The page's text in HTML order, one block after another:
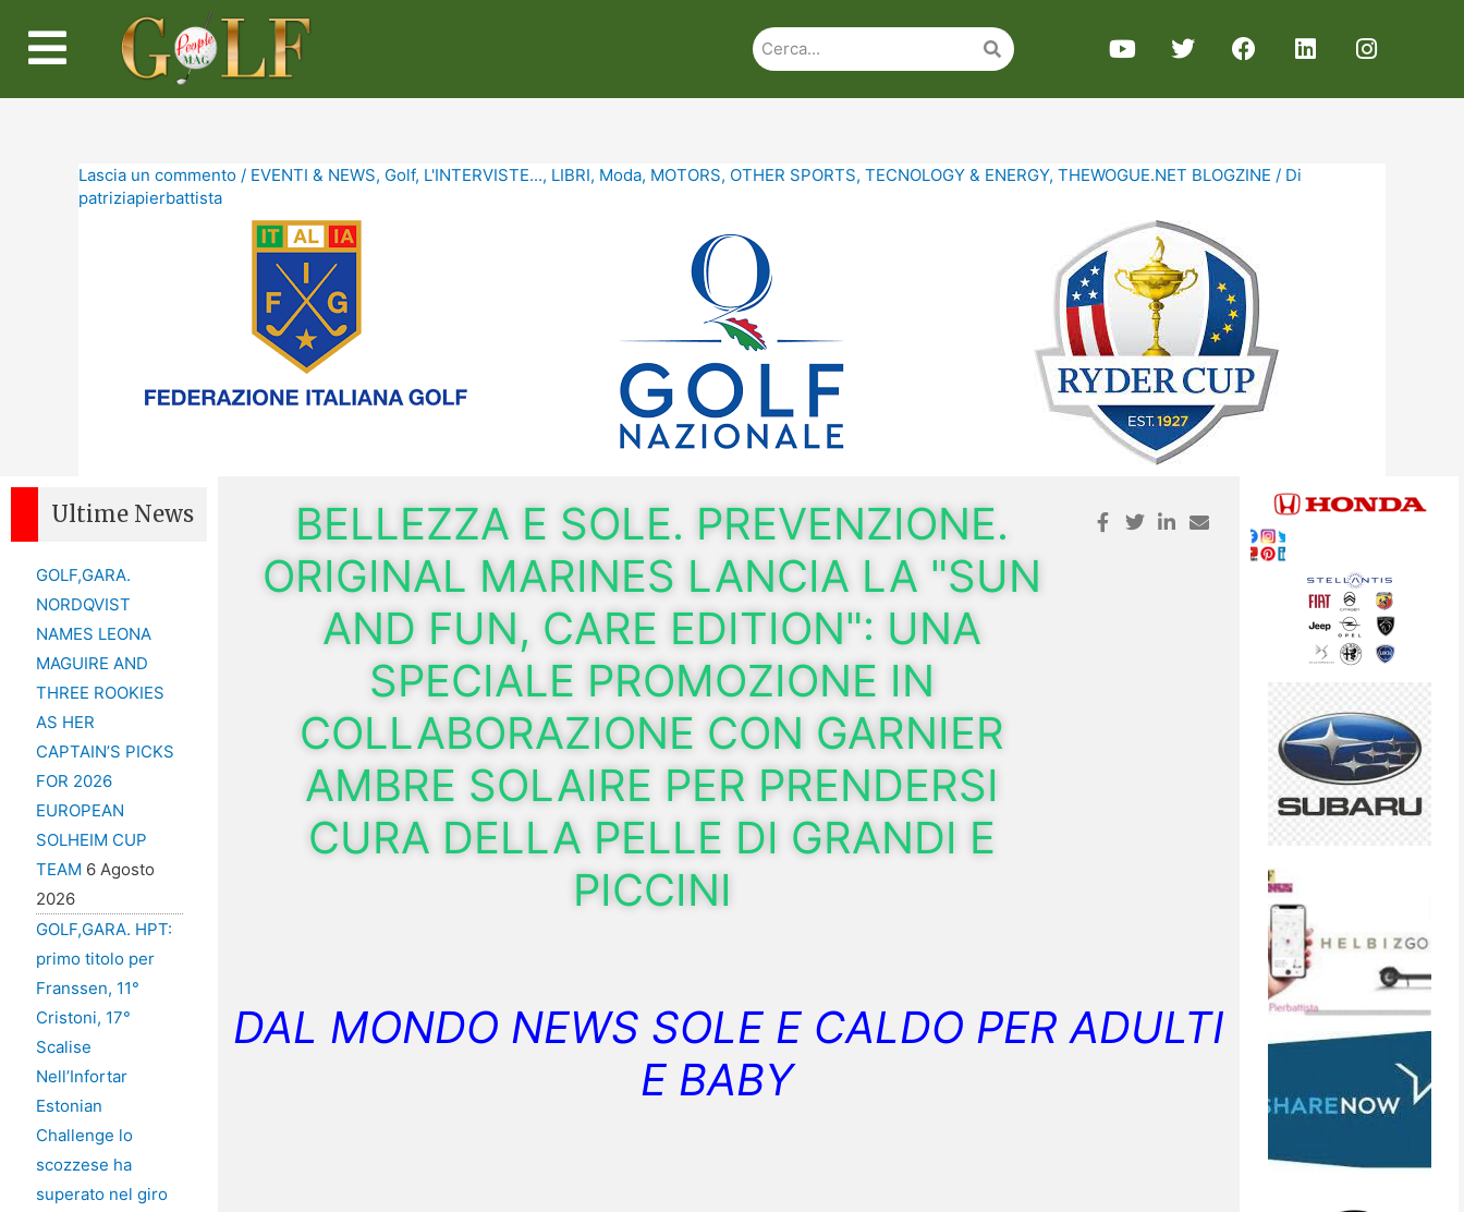
Lascia un commento / EVENTI & NEWS, Golf, L'INTERVISTE..., LIBRI, Moda, MOTORS, OTHER SPORTS, TECNOLOGY & ENERGY, THEWOGUE.NET BLOGZINE / Di
patriziapierbattista
Ultime News
GOLF,GARA.
NORDQVIST
NAMES LEONA
MAGUIRE AND
THREE ROOKIES
AS HER
CAPTAIN’S PICKS
FOR 2026
EUROPEAN
SOLHEIM CUP
TEAM 6 Agosto
2026
GOLF,GARA. HPT:
primo titolo per
Franssen, 11°
Cristoni, 17°
Scalise
Nell’Infortar
Estonian
Challenge lo
scozzese ha
superato nel giro
BELLEZZA E SOLE. PREVENZIONE.
ORIGINAL MARINES LANCIA LA "SUN
AND FUN, CARE EDITION": UNA
SPECIALE PROMOZIONE IN
COLLABORAZIONE CON GARNIER
AMBRE SOLAIRE PER PRENDERSI
CURA DELLA PELLE DI GRANDI E
PICCINI
DAL MONDO NEWS SOLE E CALDO PER ADULTI
E BABY